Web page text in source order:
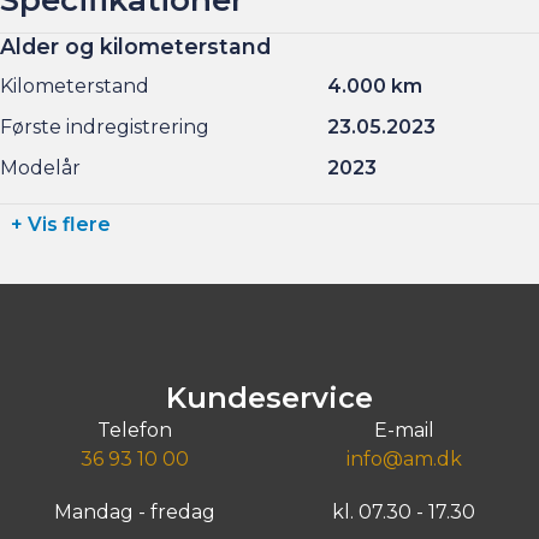
Alder og kilometerstand
Kilometerstand
4.000 km
Første indregistrering
23.05.2023
Modelår
2023
+ Vis flere
Kundeservice
Telefon
36 93 10 00
E-mail
info@am.dk
Mandag - fredag kl. 07.30 - 17.30